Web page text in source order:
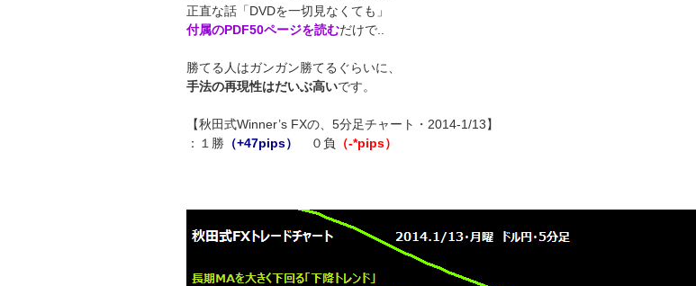
正直な話「DVDを一切見なくても」
付属のPDF50ページを読むだけで..
勝てる人はガンガン勝てるぐらいに、
手法の再現性はだいぶ高いです。
【秋田式Winner’s FXの、5分足チャート・2014-1/13】
：１勝 （+47pips） ０負 （-*pips）